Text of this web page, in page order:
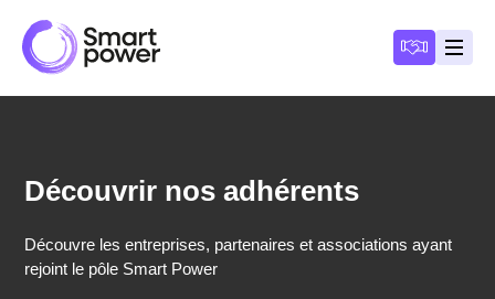
Devenir
Découvrir nos adhérents
Découvre les entreprises, partenaires et associations ayant
rejoint le pôle Smart Power